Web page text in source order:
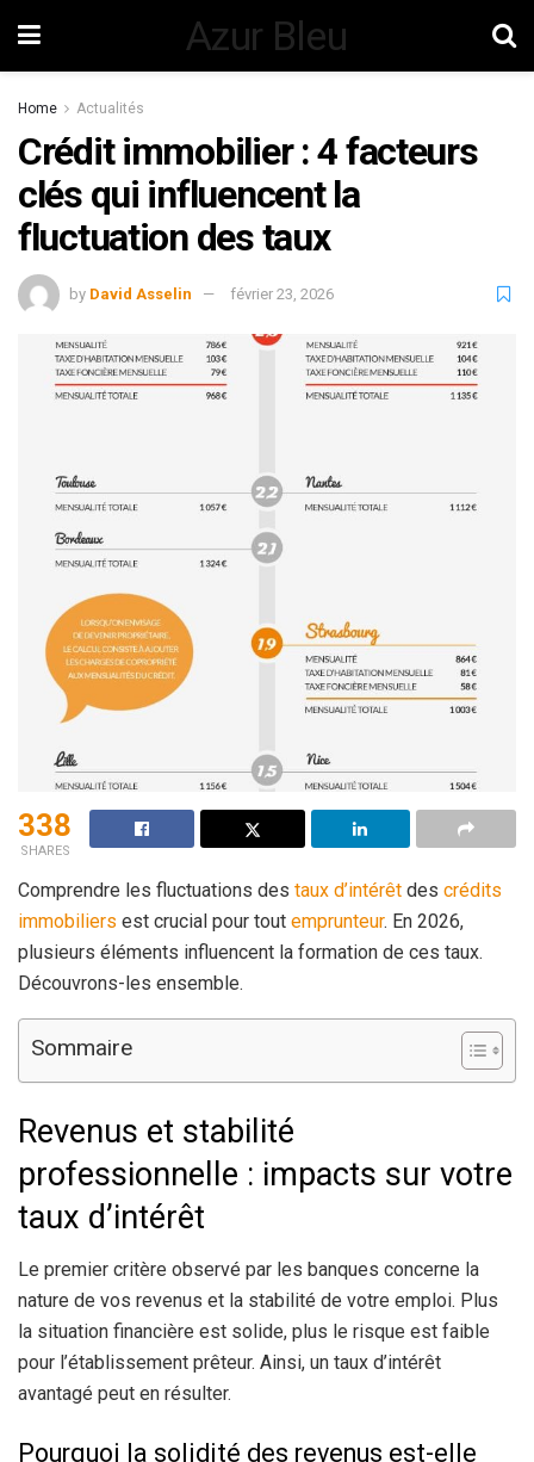
Azur Bleu
Home Actualités
Crédit immobilier : 4 facteurs
clés qui influencent la
fluctuation des taux
by David Asselin février 23, 2026
338
SHARES
Comprendre les fluctuations des taux d’intérêt des crédits
immobiliers est crucial pour tout emprunteur. En 2026,
plusieurs éléments influencent la formation de ces taux.
Découvrons-les ensemble.
Sommaire
Revenus et stabilité
professionnelle : impacts sur votre
taux d’intérêt
Le premier critère observé par les banques concerne la
nature de vos revenus et la stabilité de votre emploi. Plus
la situation financière est solide, plus le risque est faible
pour l’établissement prêteur. Ainsi, un taux d’intérêt
avantagé peut en résulter.
Pourquoi la solidité des revenus est-elle